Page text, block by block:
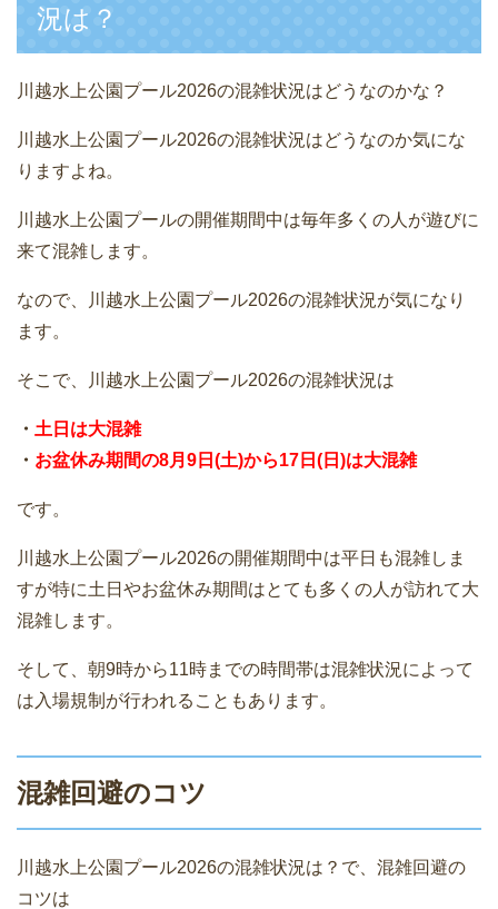
況は？
川越水上公園プール2026の混雑状況はどうなのかな？
川越水上公園プール2026の混雑状況はどうなのか気にな
りますよね。
川越水上公園プールの開催期間中は毎年多くの人が遊びに
来て混雑します。
なので、川越水上公園プール2026の混雑状況が気になり
ます。
そこで、川越水上公園プール2026の混雑状況は
・ 土日は大混雑
・ お盆休み期間の8月9日(土)から17日(日)は大混雑
です。
川越水上公園プール2026の開催期間中は平日も混雑しま
すが特に土日やお盆休み期間はとても多くの人が訪れて大
混雑します。
そして、朝9時から11時までの時間帯は混雑状況によって
は入場規制が行われることもあります。
混雑回避のコツ
川越水上公園プール2026の混雑状況は？で、混雑回避の
コツは